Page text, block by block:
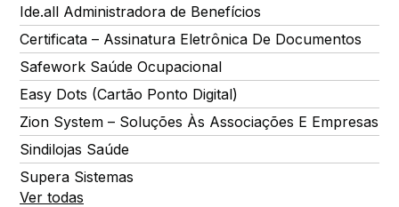
Ide.all Administradora de Benefícios
Certificata – Assinatura Eletrônica De Documentos
Safework Saúde Ocupacional
Easy Dots (Cartão Ponto Digital)
Zion System – Soluções Às Associações E Empresas
Sindilojas Saúde
Supera Sistemas
Ver todas